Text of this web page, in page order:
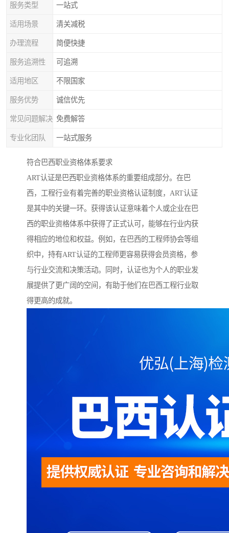
服务类型 一站式
适用场景 清关减税
办理流程 简便快捷
服务追溯性 可追溯
适用地区 不限国家
服务优势 诚信优先
常见问题解决 免费解答
专业化团队 一站式服务
符合巴西职业资格体系要求
ART认证是巴西职业资格体系的重要组成部分。在巴
西，工程行业有着完善的职业资格认证制度，ART认证
是其中的关键一环。获得该认证意味着个人或企业在巴
西的职业资格体系中获得了正式认可，能够在行业内获
得相应的地位和权益。例如，在巴西的工程师协会等组
织中，持有ART认证的工程师更容易获得会员资格，参
与行业交流和决策活动。同时，认证也为个人的职业发
展提供了更广阔的空间，有助于他们在巴西工程行业取
得更高的成就。